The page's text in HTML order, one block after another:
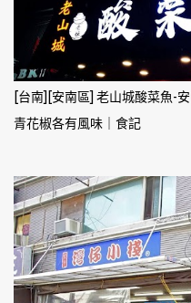
[台南][安南區] 老山城酸菜魚-
青花椒各有風味｜食記